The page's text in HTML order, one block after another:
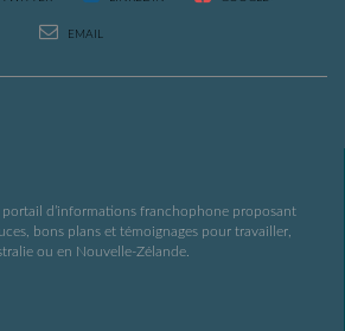
EMAIL
d’informations franchophone proposant
bons plans et témoignages pour travailler,
ou en Nouvelle-Zélande.